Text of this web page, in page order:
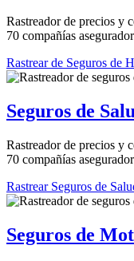
Rastreador de precios y
70 compañías
Rastrear de Seguros de
Seguros de
Rastreador de precios y
70 compañías
Rastrear Seguros de
Seguros de